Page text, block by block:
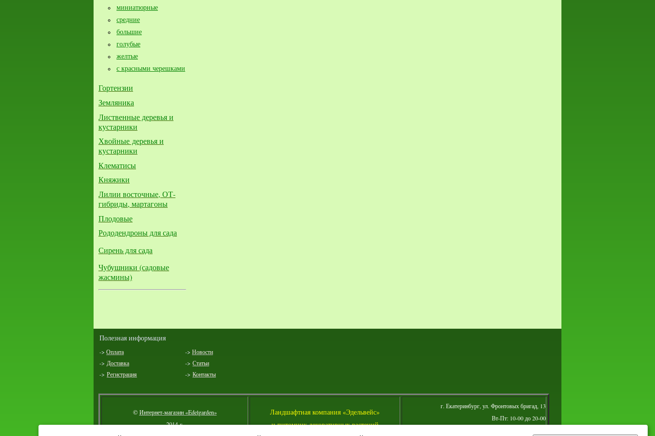
миниатюрные
средние
большие​
голубые
желтые
с красными черешками
Гортензии
Земляника
Лиственные деревья и
кустарники
Хвойные деревья и
кустарники
Клематисы
Княжики
Лилии восточные, ОТ-
гибриды, мартагоны
Плодовые
Рододендроны для сада
Сирень для сада
Чубушники (садовые
жасмины)
Полезная информация
-> Оплата -> Новости
-> Доставка -> Статьи
-> Регистрация -> Контакты
©Интернет-магазин «Edelgarden»
2014 г.
Ландшафтная компания «Эдельвейс»
и питомник декоративных растений
г. Екатеринбург, ул. Фронтовых бригад, 13
Вт-Пт: 10-00 до 20-00